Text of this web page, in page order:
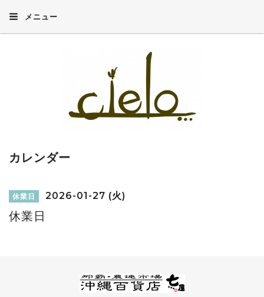
メニュー
カレンダー
休業日 2026-01-27 (火)
休業日